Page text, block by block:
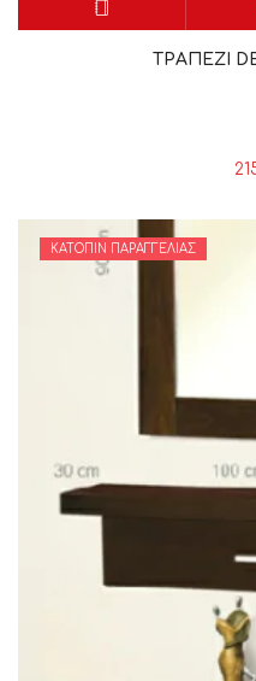
ΤΡΑΠΕΖΙ
ΚΑΤΌΠΙΝ ΠΑΡΑΓΓΕΛΊΑΣ